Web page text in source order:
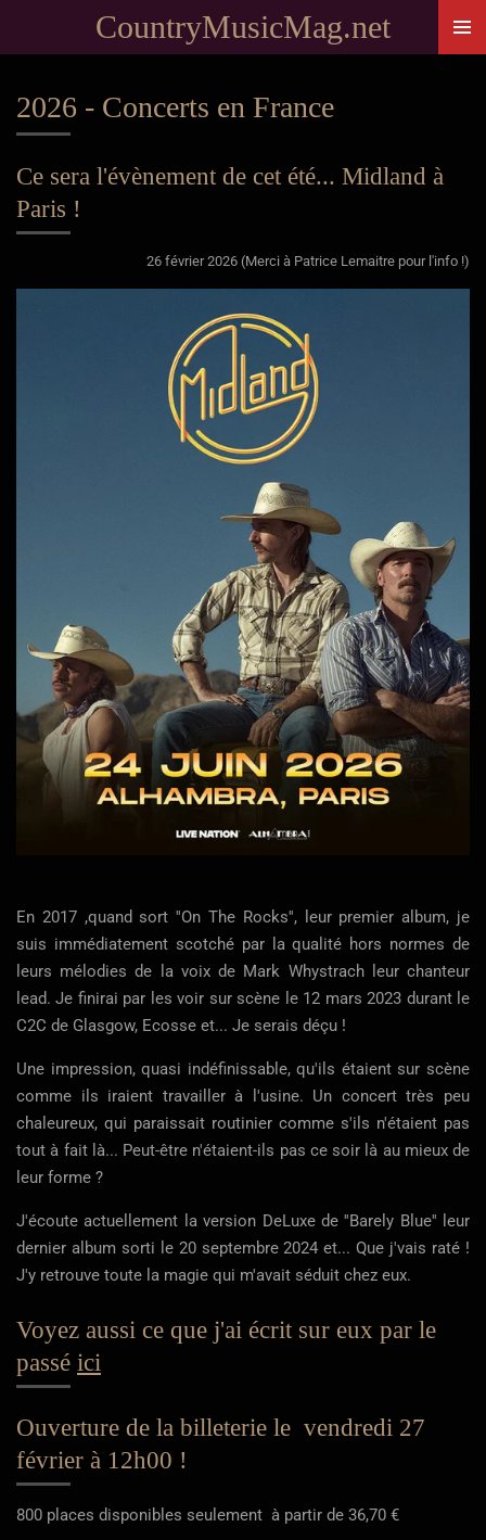
au
principal
CountryMusicMag.net
2026 - Concerts en France
Ce sera l'évènement de cet été... Midland à
Paris !
26 février 2026 (Merci à Patrice Lemaitre pour l'info !)
En 2017 ,quand sort ''On The Rocks'', leur premier album, je
suis immédiatement scotché par la qualité hors normes de
leurs mélodies de la voix de Mark Whystrach leur chanteur
lead. Je finirai par les voir sur scène le 12 mars 2023 durant le
C2C de Glasgow, Ecosse et... Je serais déçu !
Une impression, quasi indéfinissable, qu'ils étaient sur scène
comme ils iraient travailler à l'usine. Un concert très peu
chaleureux, qui paraissait routinier comme s'ils n'étaient pas
tout à fait là... Peut-être n'étaient-ils pas ce soir là au mieux de
leur forme ?
J'écoute actuellement la version DeLuxe de ''Barely Blue'' leur
dernier album sorti le 20 septembre 2024 et... Que j'vais raté !
J'y retrouve toute la magie qui m'avait séduit chez eux.
Voyez aussi ce que j'ai écrit sur eux par le
passé ici
Ouverture de la billeterie le vendredi 27
février à 12h00 !
800 places disponibles seulement à partir de 36,70 €